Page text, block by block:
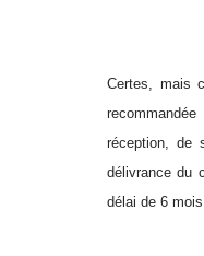
Certes, mais
réception, de
délivrance du
délai de 6